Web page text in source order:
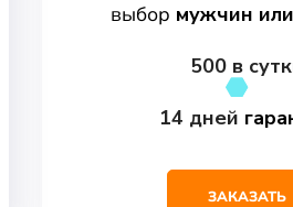
выбор мужчин
500 в
14 дней
ЗАКАЗАТЬ